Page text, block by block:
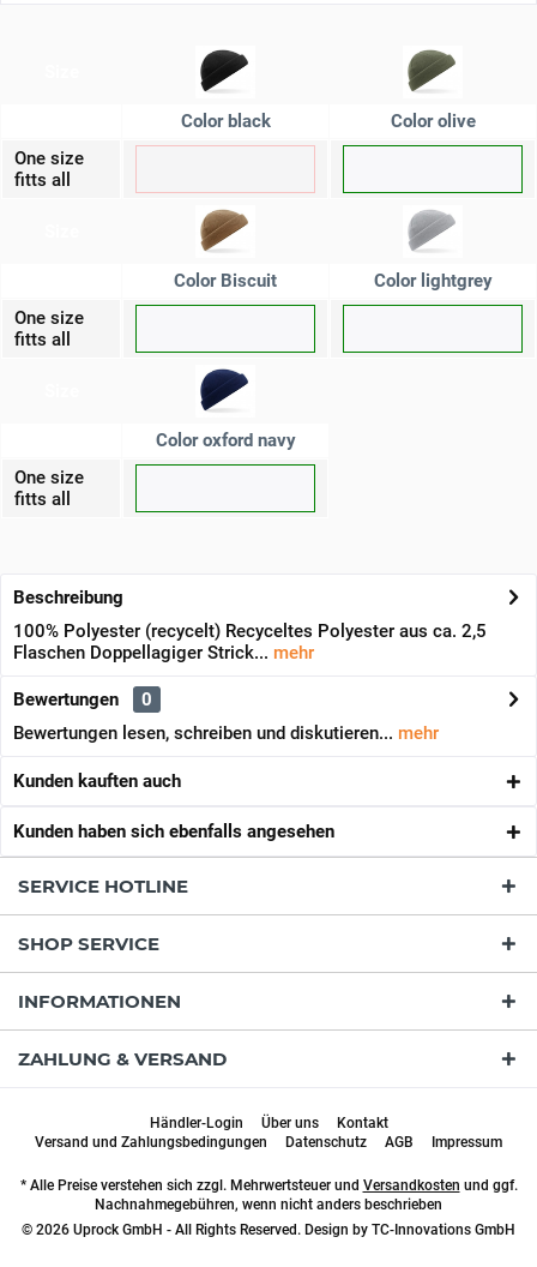
Color black
Color olive
One size
fitts all
Color Biscuit
Color lightgrey
One size
fitts all
Color oxford navy
One size
fitts all
Beschreibung
100% Polyester (recycelt) Recyceltes Polyester aus ca. 2,5
Flaschen Doppellagiger Strick... mehr
Bewertungen
0
Bewertungen lesen, schreiben und diskutieren... mehr
Kunden kauften auch
Kunden haben sich ebenfalls angesehen
SERVICE HOTLINE
SHOP SERVICE
INFORMATIONEN
ZAHLUNG & VERSAND
Händler-Login Über uns
Kontakt
Versand und Zahlungsbedingungen
Datenschutz AGB Impressum
* Alle Preise verstehen sich zzgl. Mehrwertsteuer und Versandkosten und ggf.
Nachnahmegebühren, wenn nicht anders beschrieben
© 2026 Uprock GmbH - All Rights Reserved. Design by TC-Innovations GmbH